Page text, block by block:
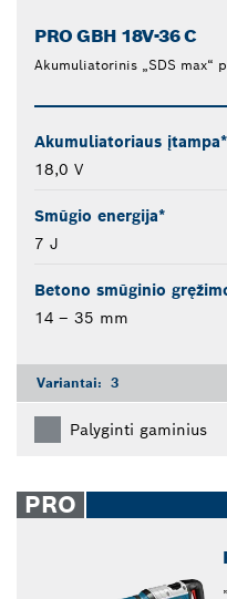
PRO GBH 18V-36 C
Akumuliatorinis „SDS max“
Akumuliatoriaus įtampa*
18,0 V
Smūgio energija*
7 J
Betono smūginio
14 – 35 mm
Variantai: 3
Palyginti gaminius
PRO